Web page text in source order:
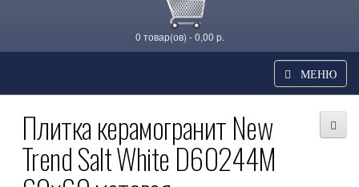
0 товар(ов) - 0,00 р.
МЕНЮ
Плитка керамогранит New
Trend Salt White D60244M